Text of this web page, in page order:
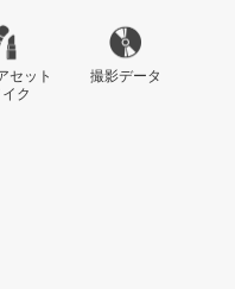
セット
ク
撮影データ